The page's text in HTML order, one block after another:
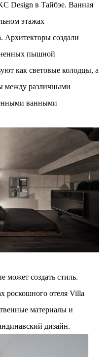
Design в Тайбэе. Ванная
этажах
Архитекторы создали
пышной
как световые колодцы, а
между различными
ванными
может создать стиль.
роскошного отеля Villa
материалы и
дизайн.